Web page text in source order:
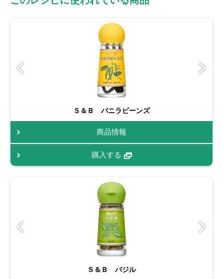
Ｓ＆Ｂ バニラビーンズ
商品情報
購入する
Ｓ＆Ｂ バジル